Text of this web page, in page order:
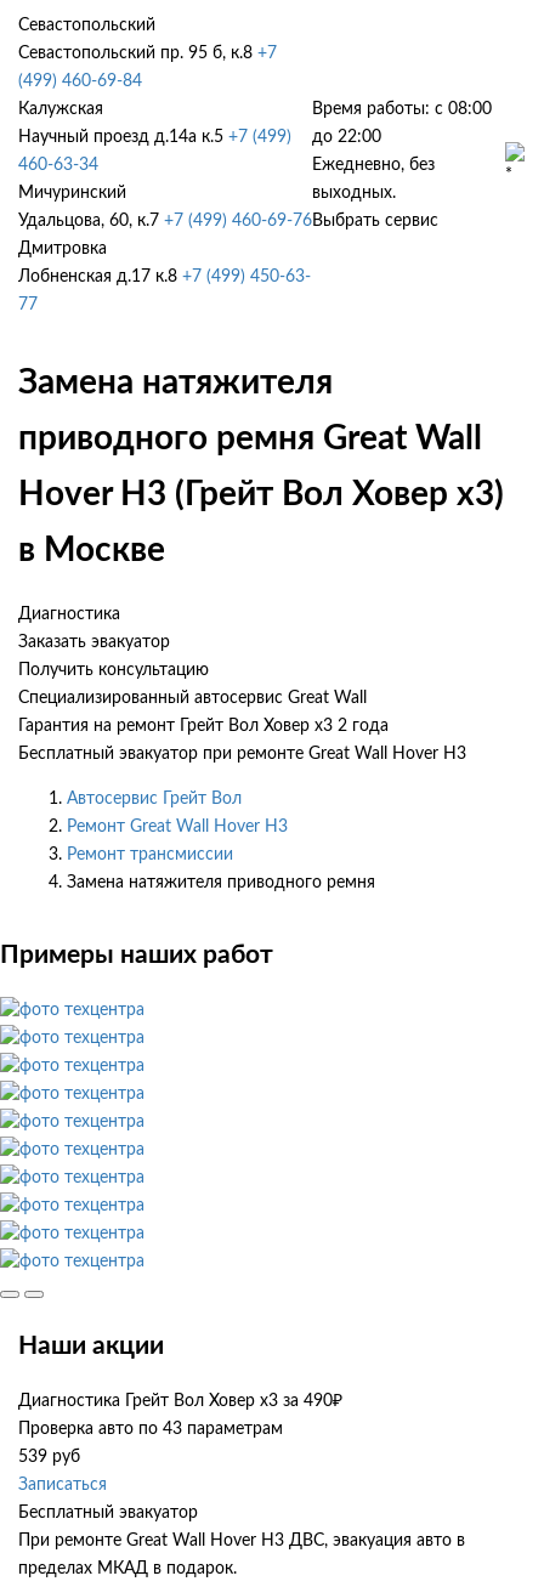
Севастопольский
Севастопольский пр. 95 б, к.8 +7
(499) 460-69-84
Калужская
Научный проезд д.14а к.5 +7 (499)
460-63-34
Мичуринский
Удальцова, 60, к.7 +7 (499) 460-69-76
Дмитровка
Лобненская д.17 к.8 +7 (499) 450-63-
77
Время работы: с 08:00
до 22:00
Ежедневно, без
выходных.
Выбрать сервис
Замена натяжителя
приводного ремня Great Wall
Hover H3 (Грейт Вол Ховер х3)
в Москве
Диагностика
Заказать эвакуатор
Получить консультацию
Специализированный автосервис Great Wall
Гарантия на ремонт Грейт Вол Ховер х3 2 года
Бесплатный эвакуатор при ремонте Great Wall Hover H3
Автосервис Грейт Вол
Ремонт Great Wall Hover H3
Ремонт трансмиссии
Замена натяжителя приводного ремня
Примеры наших работ
Наши акции
Диагностика Грейт Вол Ховер х3 за 490₽
Проверка авто по 43 параметрам
539 руб
Записаться
Бесплатный эвакуатор
При ремонте Great Wall Hover H3 ДВС, эвакуация авто в
пределах МКАД в подарок.